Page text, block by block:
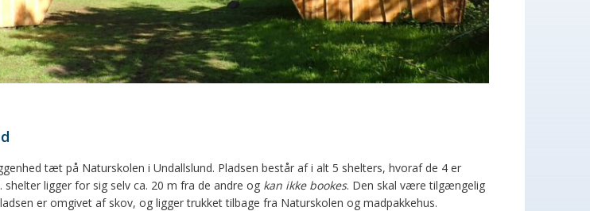
tæt på Naturskolen i Undallslund. Pladsen består af i alt 5 shelters, hvoraf de 4 er
ligger for sig selv ca. 20 m fra de andre og kan ikke bookes. Den skal være tilgængelig
er omgivet af skov, og ligger trukket tilbage fra Naturskolen og madpakkehus.